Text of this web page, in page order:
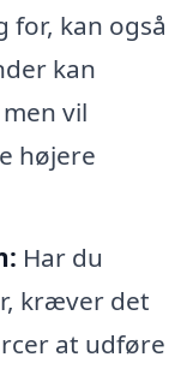
kan også
kan
vil
højere
Har du
kræver det
at udføre